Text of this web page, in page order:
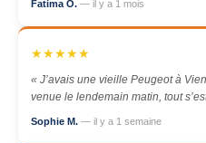
Fatima O. — il y a 1 mois
★★★★★
« J’avais une vieille Peugeot à
venue le lendemain matin, tout
Sophie M. — il y a 1 semaine